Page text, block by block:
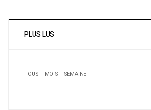
PLUS LUS
TOUS MOIS
SEMAINE